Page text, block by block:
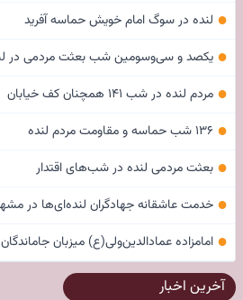
● لنده در سوگ امام خویش حماسه آفرید
● یکصد و سی‌وسومین شب بعثت مردمی در
● مردم لنده در شب ۱۴۱ همچنان کف خیابان
● ۱۳۶ شب حماسه و مقاومت مردم لنده
● بعثت مردمی لنده در شب‌های اقتدار
● خدمت عاشقانه جهادگران لنده‌ای‌ها در
● امامزاده عمادالدین‌ولی(ع) میزبان
آخرین اخبار